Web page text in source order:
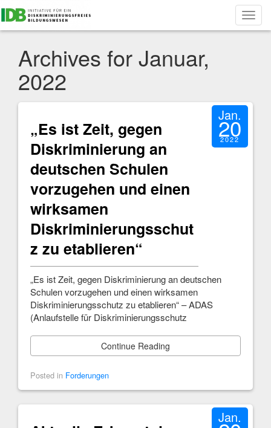
Archives for Januar,
2022
„Es ist Zeit, gegen
Diskriminierung an
deutschen Schulen
vorzugehen und einen
wirksamen
Diskriminierungsschut
z zu etablieren“
Jan.
20
2022
„Es ist Zeit, gegen Diskriminierung an deutschen
Schulen vorzugehen und einen wirksamen
Diskriminierungsschutz zu etablieren“ – ADAS
(Anlaufstelle für Diskriminierungsschutz
Continue Reading
Posted in Forderungen
Jan.